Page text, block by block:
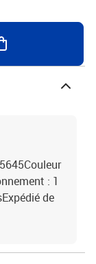
: 1
de